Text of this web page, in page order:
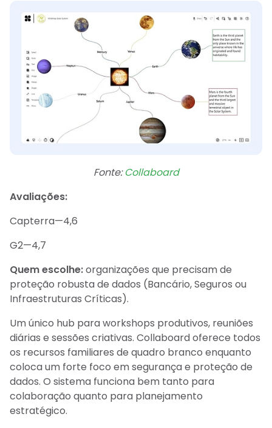
Fonte: Collaboard
Avaliações:
Capterra—4,6
G2—4,7
Quem escolhe:organizações que precisam de
proteção robusta de dados (Bancário, Seguros ou
Infraestruturas Críticas).
Um único hub para workshops produtivos, reuniões
diárias e sessões criativas. Collaboard oferece todos
os recursos familiares de quadro branco enquanto
coloca um forte foco em segurança e proteção de
dados. O sistema funciona bem tanto para
colaboração quanto para planejamento
estratégico.